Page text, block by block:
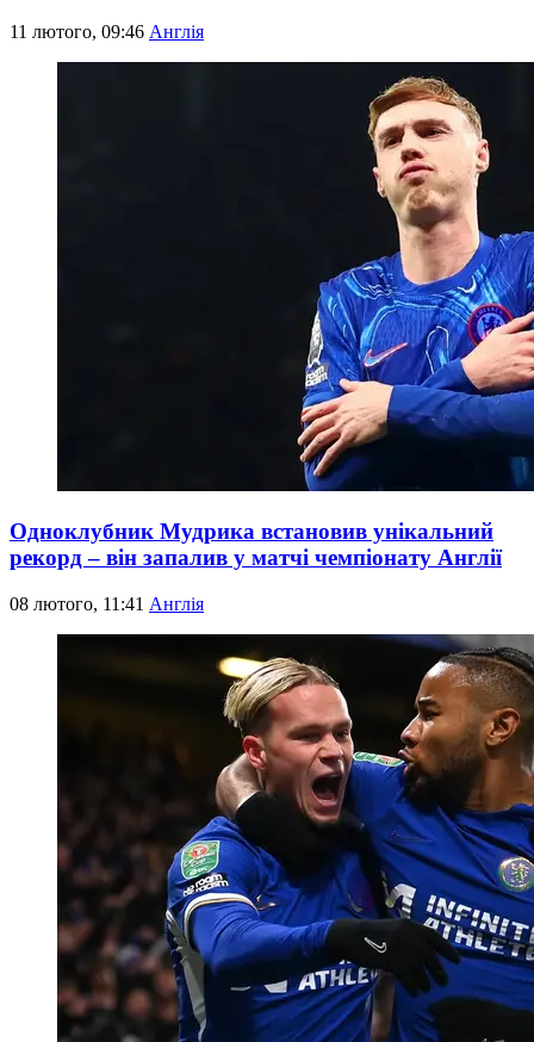
11 лютого, 09:46 Англія
Одноклубник Мудрика встановив унікальний
рекорд – він запалив у матчі чемпіонату Англії
08 лютого, 11:41 Англія